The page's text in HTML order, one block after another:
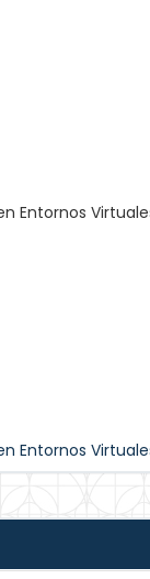
Entornos
Entornos